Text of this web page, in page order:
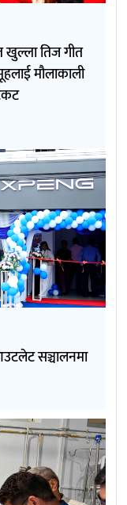
खुल्ला तिज गीत
मौलाकाली
सञ्चालनमा